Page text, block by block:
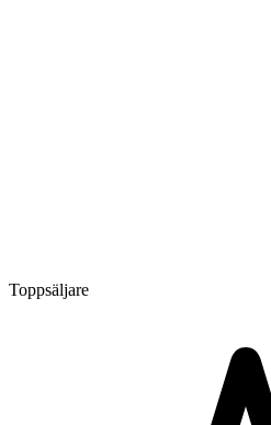
Toppsäljare